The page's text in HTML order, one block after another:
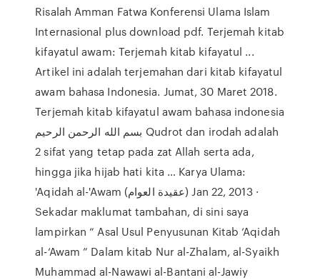
Risalah Amman Fatwa Konferensi Ulama Islam
Internasional plus download pdf. Terjemah kitab
kifayatul awam: Terjemah kitab kifayatul ...
Artikel ini adalah terjemahan dari kitab kifayatul
awam bahasa Indonesia. Jumat, 30 Maret 2018.
Terjemah kitab kifayatul awam bahasa indonesia
بسم الله الرحمن الرحيم Qudrot dan irodah adalah
2 sifat yang tetap pada zat Allah serta ada,
hingga jika hijab hati kita … Karya Ulama:
'Aqidah al-'Awam (عقيدة العوام) Jan 22, 2013 ·
Sekadar maklumat tambahan, di sini saya
lampirkan “ Asal Usul Penyusunan Kitab ‘Aqidah
al-‘Awam ” Dalam kitab Nur al-Zhalam, al-Syaikh
Muhammad al-Nawawi al-Bantani al-Jawiy